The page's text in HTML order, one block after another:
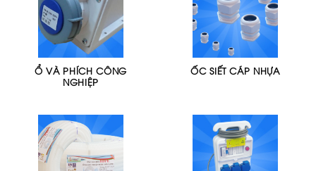
Ổ VÀ PHÍCH CÔNG
NGHIỆP
ỐC SIẾT CÁP NHỰA